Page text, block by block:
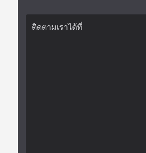
ติดตามเราได้ที่